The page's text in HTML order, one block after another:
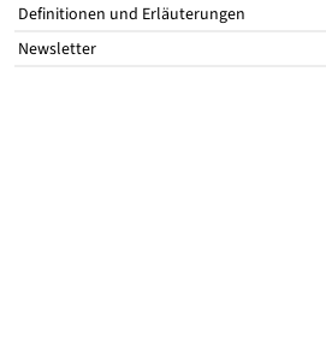
Definitionen und Erläuterungen
Newsletter